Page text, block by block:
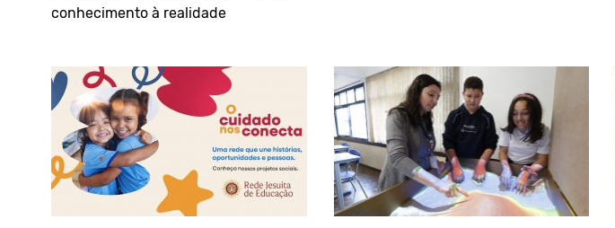
conhecimento à realidade